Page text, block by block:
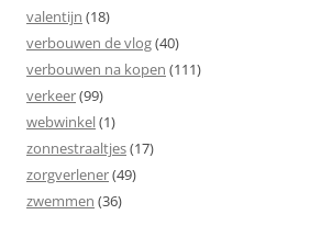
valentijn (18)
verbouwen de vlog(40)
verbouwen na kopen (111)
verkeer(99)
webwinkel(1)
zonnestraaltjes(17)
zorgverlener(49)
zwemmen (36)